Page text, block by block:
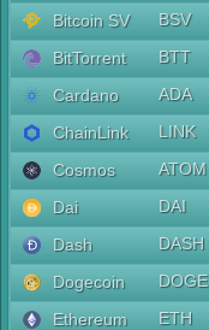
Bitcoin SV
BSV
BitTorrent
BTT
Cardano
ADA
ChainLink
LINK
Cosmos
ATOM
Dai
DAI
Dash
DASH
Dogecoin
DOGE
Ethereum
ETH